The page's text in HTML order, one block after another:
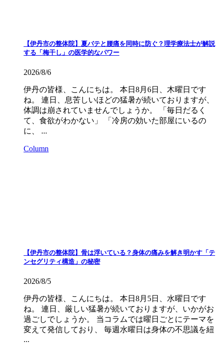
【伊丹市の整体院】夏バテと腰痛を同時に防ぐ？理学療法士が解説
する「梅干し」の医学的なパワー
2026/8/6
伊丹の皆様、こんにちは。 本日8月6日、木曜日です
ね。 連日、息苦しいほどの猛暑が続いておりますが、
体調は崩されていませんでしょうか。 「毎日だるく
て、食欲がわかない」 「冷房の効いた部屋にいるの
に、 ...
Column
【伊丹市の整体院】骨は浮いている？身体の痛みを解き明かす「テ
ンセグリティ構造」の秘密
2026/8/5
伊丹の皆様、こんにちは。 本日8月5日、水曜日です
ね。 連日、厳しい猛暑が続いておりますが、いかがお
過ごしでしょうか。 当コラムでは曜日ごとにテーマを
変えて発信しており、 毎週水曜日は身体の不思議を紐
...